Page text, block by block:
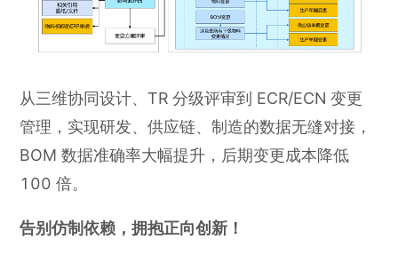
从三维协同设计、TR 分级评审到 ECR/ECN 变更
管理，实现研发、供应链、制造的数据无缝对接，
BOM 数据准确率大幅提升，后期变更成本降低
100 倍。
告别仿制依赖，拥抱正向创新！